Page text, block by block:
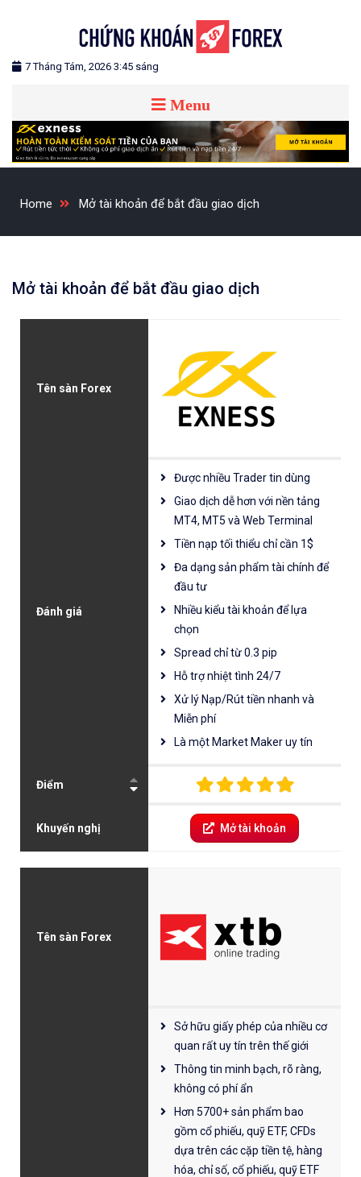
CHỨNG KHOÁN FOREX
Blog chia sẻ về Chứng Khoán và Forex
7 Tháng Tám, 2026 3:45 sáng
Menu
Home Mở tài khoản để bắt đầu giao dịch
Mở tài khoản để bắt đầu giao dịch
Tên sàn Forex
Đánh giá
Được nhiều Trader tin dùng
Giao dịch dễ hơn với nền tảng
MT4, MT5 và Web Terminal
Tiền nạp tối thiểu chỉ cần 1$
Đa dạng sản phẩm tài chính để
đầu tư
Nhiều kiểu tài khoản để lựa
chọn
Spread chỉ từ 0.3 pip
Hỗ trợ nhiệt tình 24/7
Xử lý Nạp/Rút tiền nhanh và
Miễn phí
Là một Market Maker uy tín
Điểm
Khuyến nghị Mở tài khoản
Tên sàn Forex
Sở hữu giấy phép của nhiều cơ
quan rất uy tín trên thế giới
Thông tin minh bạch, rõ ràng,
không có phí ẩn
Hơn 5700+ sản phẩm bao
gồm cổ phiếu, quỹ ETF, CFDs
dựa trên các cặp tiền tệ, hàng
hóa, chỉ số, cổ phiếu, quỹ ETF